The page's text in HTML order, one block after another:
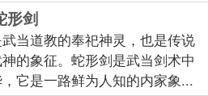
形剑
当道教的奉祀神灵，也是传说
的象征。蛇形剑是武当剑术中
它是一路鲜为人知的内家象...